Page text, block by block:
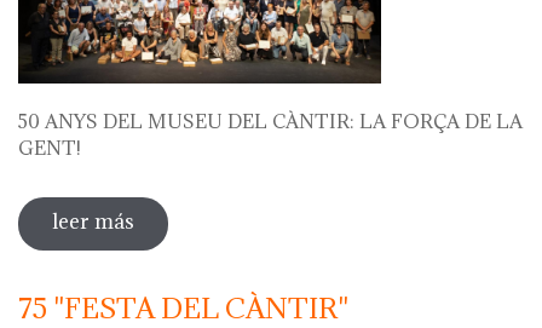
50 ANYS DEL MUSEU DEL CÀNTIR: LA FORÇA DE LA
GENT!
leer más sobre 50 anys del museu del càntir: la
força de la gent!
75 "FESTA DEL CÀNTIR"